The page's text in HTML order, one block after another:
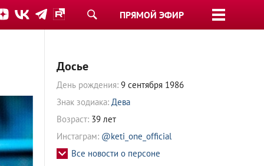
ПРЯМОЙ ЭФИР
Досье
День рождения: 9 сентября 1986
Знак зодиака: Дева
Возраст: 39 лет
Инстаграм: @keti_one_official
Все новости о персоне